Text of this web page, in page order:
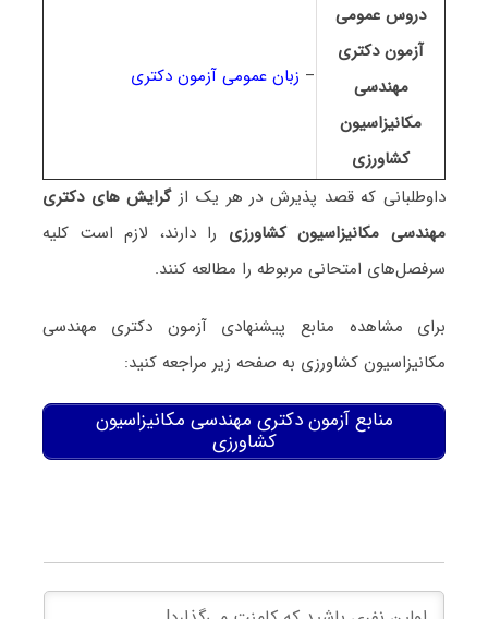
دروس عمومی
آزمون دکتری
مهندسی
مکانیزاسیون
کشاورزی
– زبان عمومی آزمون دکتری
داوطلبانی که قصد پذیرش در هر یک از گرایش های دکتری
مهندسی مکانیزاسیون کشاورزی را دارند، لازم است کلیه
سرفصل‌های امتحانی مربوطه را مطالعه کنند.
برای مشاهده منابع پیشنهادی آزمون دکتری مهندسی
مکانیزاسیون کشاورزی به صفحه زیر مراجعه کنید:
منابع آزمون دکتری مهندسی مکانیزاسیون
کشاورزی